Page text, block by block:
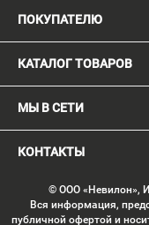
ПОКУПАТЕЛЮ
КАТАЛОГ ТОВАРОВ
МЫ В СЕТИ
КОНТАКТЫ
© ООО «Невилон»,
Вся информация,
публичной офертой и